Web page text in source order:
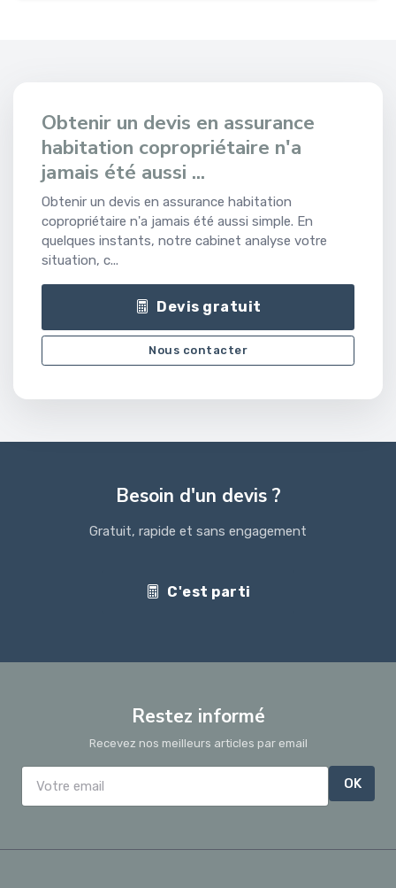
Obtenir un devis en assurance
habitation copropriétaire n'a
jamais été aussi ...
Obtenir un devis en assurance habitation
copropriétaire n'a jamais été aussi simple. En
quelques instants, notre cabinet analyse votre
situation, c...
Devis gratuit
Nous contacter
Besoin d'un devis ?
Gratuit, rapide et sans engagement
C'est parti
Restez informé
Recevez nos meilleurs articles par email
OK